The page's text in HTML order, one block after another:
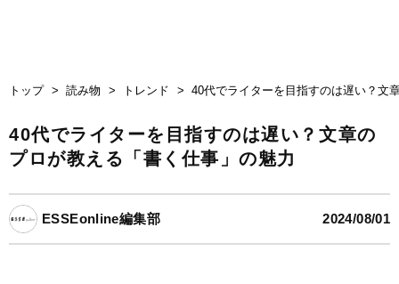
トップ 読み物 トレンド 40代でライターを目指すのは遅い？文
40代でライターを目指すのは遅い？文章の
プロが教える「書く仕事」の魅力
ESSEonline編集部 2024/08/01